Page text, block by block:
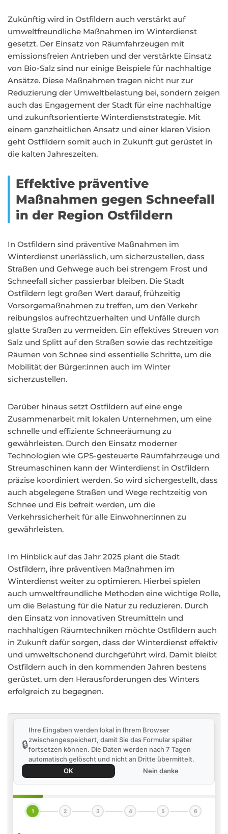
Zukünftig wird in Ostfildern auch verstärkt auf
umweltfreundliche Maßnahmen im Winterdienst
gesetzt. Der Einsatz von Räumfahrzeugen mit
emissionsfreien Antrieben und der verstärkte Einsatz
von Bio-Salz sind nur einige Beispiele für nachhaltige
Ansätze. Diese Maßnahmen tragen nicht nur zur
Reduzierung der Umweltbelastung bei, sondern zeigen
auch das Engagement der Stadt für eine nachhaltige
und zukunftsorientierte Winterdienststrategie. Mit
einem ganzheitlichen Ansatz und einer klaren Vision
geht Ostfildern somit auch in Zukunft gut gerüstet in
die kalten Jahreszeiten.
Effektive präventive
Maßnahmen gegen Schneefall
in der Region Ostfildern
In Ostfildern sind präventive Maßnahmen im
Winterdienst unerlässlich, um sicherzustellen, dass
Straßen und Gehwege auch bei strengem Frost und
Schneefall sicher passierbar bleiben. Die Stadt
Ostfildern legt großen Wert darauf, frühzeitig
Vorsorgemaßnahmen zu treffen, um den Verkehr
reibungslos aufrechtzuerhalten und Unfälle durch
glatte Straßen zu vermeiden. Ein effektives Streuen von
Salz und Splitt auf den Straßen sowie das rechtzeitige
Räumen von Schnee sind essentielle Schritte, um die
Mobilität der Bürger:innen auch im Winter
sicherzustellen.
Darüber hinaus setzt Ostfildern auf eine enge
Zusammenarbeit mit lokalen Unternehmen, um eine
schnelle und effiziente Schneeräumung zu
gewährleisten. Durch den Einsatz moderner
Technologien wie GPS-gesteuerte Räumfahrzeuge und
Streumaschinen kann der Winterdienst in Ostfildern
präzise koordiniert werden. So wird sichergestellt, dass
auch abgelegene Straßen und Wege rechtzeitig von
Schnee und Eis befreit werden, um die
Verkehrssicherheit für alle Einwohner:innen zu
gewährleisten.
Im Hinblick auf das Jahr 2025 plant die Stadt
Ostfildern, ihre präventiven Maßnahmen im
Winterdienst weiter zu optimieren. Hierbei spielen
auch umweltfreundliche Methoden eine wichtige Rolle,
um die Belastung für die Natur zu reduzieren. Durch
den Einsatz von innovativen Streumitteln und
nachhaltigen Räumtechniken möchte Ostfildern auch
in Zukunft dafür sorgen, dass der Winterdienst effektiv
und umweltschonend durchgeführt wird. Damit bleibt
Ostfildern auch in den kommenden Jahren bestens
gerüstet, um den Herausforderungen des Winters
erfolgreich zu begegnen.
🔒
Ihre Eingaben werden lokal in Ihrem Browser
zwischengespeichert, damit Sie das Formular später
fortsetzen können. Die Daten werden nach 7 Tagen
automatisch gelöscht und nicht an Dritte übermittelt.
OK
Nein danke
1 2 3 4 5 6